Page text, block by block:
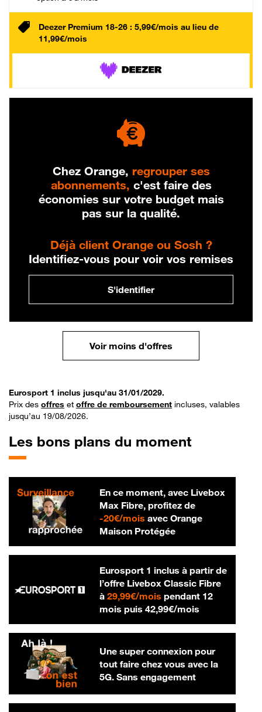
Deezer Premium 18-26 : 5,99€/mois au lieu de
11,99€/mois
Chez Orange, regrouper ses
abonnements, c'est faire des
économies sur votre budget mais
pas sur la qualité.
Déjà client Orange ou Sosh ?
Identifiez-vous pour voir vos remises
S'identifier
Voir moins d'offres
Eurosport 1 inclus jusqu'au 31/01/2029.
Prix des offres et offre de remboursement incluses, valables
jusqu’au 19/08/2026.
Les bons plans du moment
En ce moment, avec Livebox
Max Fibre, profitez de
-20€/mois20 € par mois
avec Orange
Maison Protégée
Eurosport 1 inclus à partir de
l’offre Livebox Classic Fibre
à 29,99€/mois29,99 € par mois
pendant 12
mois puis 42,99€/mois42,99 € par
Une super connexion pour
tout faire chez vous avec la
5G. Sans engagement